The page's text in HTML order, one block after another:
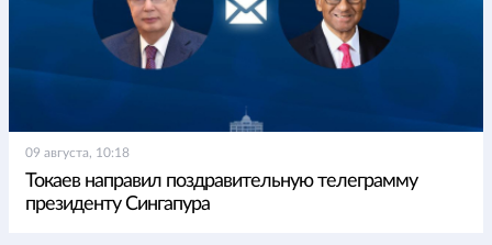
09 августа, 10:18
Токаев направил поздравительную телеграмму
президенту Сингапура